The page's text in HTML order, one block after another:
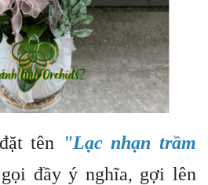
tên
"Lạc nhạn trầm
đầy ý nghĩa, gợi lên